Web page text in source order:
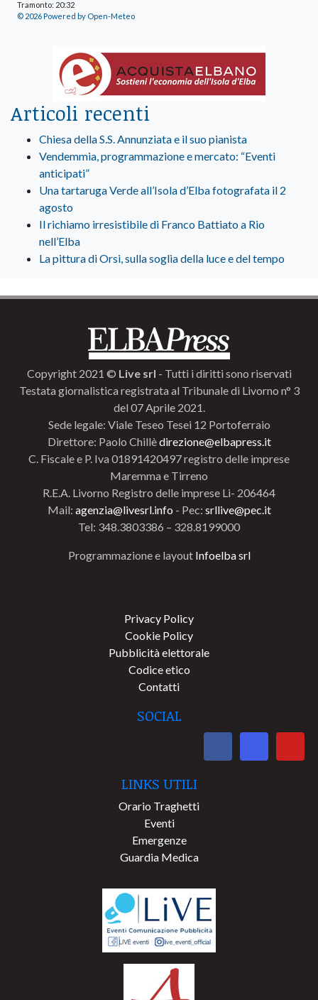
Tramonto: 20:32
© 2026 Powered by Open-Meteo
Articoli recenti
Chiesa della S.S. Annunziata e il suo pianista
Vendemmia, programmazione e mercato: “Eventi
anticipati”
Una tartaruga Verde all’Isola d’Elba fotografata il 2
agosto
Il richiamo irresistibile di Franco Battiato a Rio
nell’Elba
La pittura di Orsi, sulla soglia della luce e del tempo
Copyright 2021 © Live srl - Tutti i diritti sono riservati
Testata giornalistica registrata al Tribunale di Livorno n° 3
del 07 Aprile 2021.
Sede legale: Viale Teseo Tesei 12 Portoferraio
Direttore: Paolo Chillèdirezione@elbapress.it
C. Fiscale e P. Iva 01891420497 registro delle imprese
Maremma e Tirreno
R.E.A. Livorno Registro delle imprese Li- 206464
Mail: agenzia@livesrl.info - Pec: srllive@pec.it
Tel: 348.3803386 – 328.8199000
Programmazione e layout Infoelba srl
Privacy Policy
Cookie Policy
Pubblicità elettorale
Codice etico
Contatti
SOCIAL
LINKS UTILI
Orario Traghetti
Eventi
Emergenze
Guardia Medica